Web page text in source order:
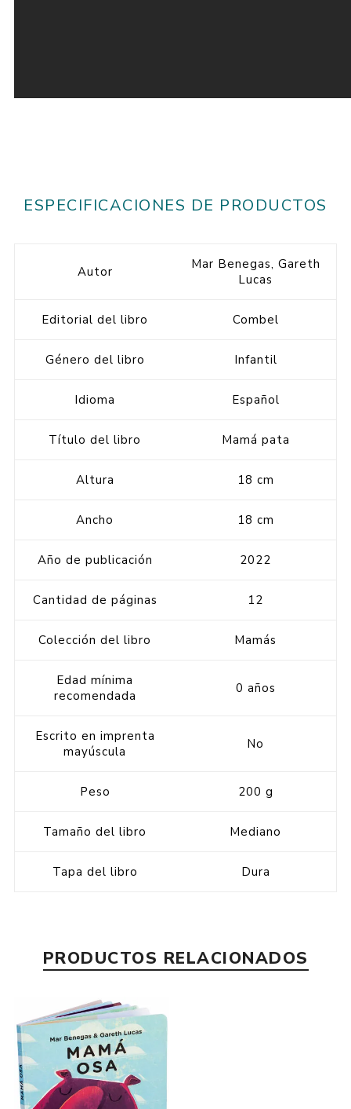
ESPECIFICACIONES DE PRODUCTOS
Autor
Mar Benegas, Gareth
Lucas
Editorial del libro Combel
Género del libro Infantil
Idioma Español
Título del libro Mamá pata
Altura 18 cm
Ancho 18 cm
Año de publicación 2022
Cantidad de páginas 12
Colección del libro Mamás
Edad mínima
recomendada
0 años
Escrito en imprenta
mayúscula
No
Peso 200 g
Tamaño del libro Mediano
Tapa del libro Dura
PRODUCTOS RELACIONADOS